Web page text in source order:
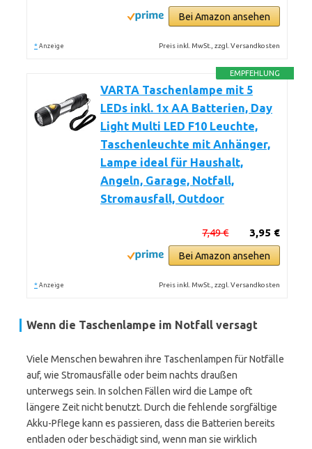
Bei Amazon ansehen
* Anzeige Preis inkl. MwSt., zzgl. Versandkosten
EMPFEHLUNG
VARTA Taschenlampe mit 5
LEDs inkl. 1x AA Batterien, Day
Light Multi LED F10 Leuchte,
Taschenleuchte mit Anhänger,
Lampe ideal für Haushalt,
Angeln, Garage, Notfall,
Stromausfall, Outdoor
3,95 €
7,49 €
Bei Amazon ansehen
* Anzeige Preis inkl. MwSt., zzgl. Versandkosten
Wenn die Taschenlampe im Notfall versagt
Viele Menschen bewahren ihre Taschenlampen für Notfälle
auf, wie Stromausfälle oder beim nachts draußen
unterwegs sein. In solchen Fällen wird die Lampe oft
längere Zeit nicht benutzt. Durch die fehlende sorgfältige
Akku-Pflege kann es passieren, dass die Batterien bereits
entladen oder beschädigt sind, wenn man sie wirklich